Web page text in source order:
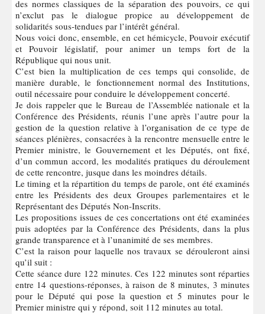
des normes classiques de la séparation des pouvoirs, ce qui
n’exclut pas le dialogue propice au développement de
solidarités sous-tendues par l’intérêt général.
Nous voici donc, ensemble, en cet hémicycle, Pouvoir exécutif
et Pouvoir législatif, pour animer un temps fort de la
République qui nous unit.
C’est bien la multiplication de ces temps qui consolide, de
manière durable, le fonctionnement normal des Institutions,
outil nécessaire pour conduire le développement concerté.
Je dois rappeler que le Bureau de l’Assemblée nationale et la
Conférence des Présidents, réunis l’une après l’autre pour la
gestion de la question relative à l’organisation de ce type de
séances plénières, consacrées à la rencontre mensuelle entre le
Premier ministre, le Gouvernement et les Députés, ont fixé,
d’un commun accord, les modalités pratiques du déroulement
de cette rencontre, jusque dans les moindres détails.
Le timing et la répartition du temps de parole, ont été examinés
entre les Présidents des deux Groupes parlementaires et le
Représentant des Députés Non-Inscrits.
Les propositions issues de ces concertations ont été examinées
puis adoptées par la Conférence des Présidents, dans la plus
grande transparence et à l’unanimité de ses membres.
C’est la raison pour laquelle nos travaux se dérouleront ainsi
qu’il suit :
Cette séance dure 122 minutes. Ces 122 minutes sont réparties
entre 14 questions-réponses, à raison de 8 minutes, 3 minutes
pour le Député qui pose la question et 5 minutes pour le
Premier ministre qui y répond, soit 112 minutes au total.